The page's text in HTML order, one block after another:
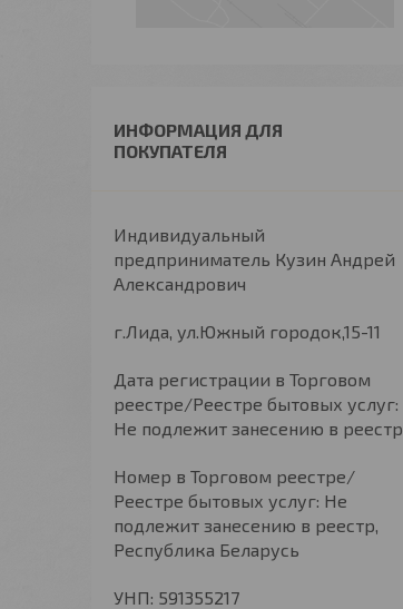
ИНФОРМАЦИЯ ДЛЯ
ПОКУПАТЕЛЯ
Индивидуальный
предприниматель Кузин Андрей
Александрович
г.Лида, ул.Южный городок,15-11
Дата регистрации в Торговом
реестре/Реестре бытовых услуг:
Не подлежит занесению в реестр
Номер в Торговом реестре/
Реестре бытовых услуг: Не
подлежит занесению в реестр,
Республика Беларусь
УНП: 591355217